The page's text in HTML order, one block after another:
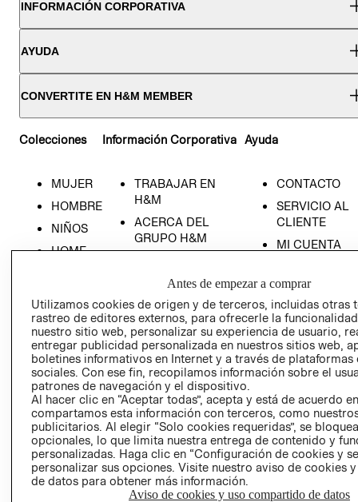
INFORMACIÓN CORPORATIVA
AYUDA
CONVERTITE EN H&M MEMBER
Colecciones
MUJER
HOMBRE
NIÑOS
HOME
Información Corporativa
TRABAJAR EN
H&M
ACERCA DEL
GRUPO H&M
SOCIAL
PRENSA
RELACIÓN CON
INVERSIONISTAS
POLÍTICA
EMPRESARIAL
Ayuda
CONTACTO
SERVICIO AL
CLIENTE
MI CUENTA
TIENDAS
- RETIRO EN
TIENDA
TÉRMINOS Y
CONDICIONES
AVISO DE
PRIVACIDAD
GIFT CARD
AVISO DE
COOKIES
Antes de empezar a comprar
Utilizamos cookies de origen y de terceros, incluidas otras
rastreo de editores externos, para ofrecerle la
nuestro sitio web, personalizar su experiencia de usuario,
entregar publicidad personalizada en nuestros sitios web,
boletines informativos en Internet y a través de plataformas
sociales. Con ese fin, recopilamos información sobre el
patrones de navegación y el dispositivo.
Al hacer clic en “Aceptar todas”, acepta y está de acuerdo
compartamos esta información con terceros, como
publicitarios. Al elegir “Solo cookies requeridas”, se
opcionales, lo que limita nuestra entrega de contenido y
personalizadas. Haga clic en “Configuración de cookies y
personalizar sus opciones. Visite nuestro aviso de cookies
de datos para obtener más información.
Aviso de cookies y uso compartido de datos